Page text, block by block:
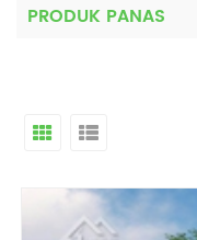
PRODUK PANAS